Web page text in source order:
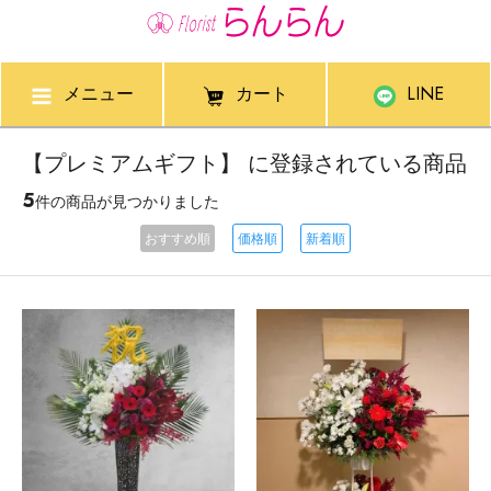
メニュー カート LINE
【プレミアムギフト】 に登録されている商品
5件の商品が見つかりました
おすすめ順 価格順 新着順